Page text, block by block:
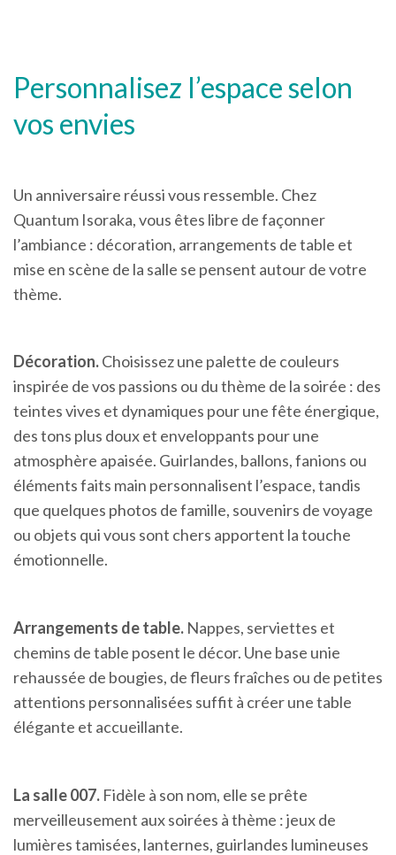
Personnalisez l’espace selon
vos envies
Un anniversaire réussi vous ressemble. Chez
Quantum Isoraka, vous êtes libre de façonner
l’ambiance : décoration, arrangements de table et
mise en scène de la salle se pensent autour de votre
thème.
Décoration.Choisissez une palette de couleurs
inspirée de vos passions ou du thème de la soirée : des
teintes vives et dynamiques pour une fête énergique,
des tons plus doux et enveloppants pour une
atmosphère apaisée. Guirlandes, ballons, fanions ou
éléments faits main personnalisent l’espace, tandis
que quelques photos de famille, souvenirs de voyage
ou objets qui vous sont chers apportent la touche
émotionnelle.
Arrangements de table. Nappes, serviettes et
chemins de table posent le décor. Une base unie
rehaussée de bougies, de fleurs fraîches ou de petites
attentions personnalisées suffit à créer une table
élégante et accueillante.
La salle 007. Fidèle à son nom, elle se prête
merveilleusement aux soirées à thème : jeux de
lumières tamisées, lanternes, guirlandes lumineuses